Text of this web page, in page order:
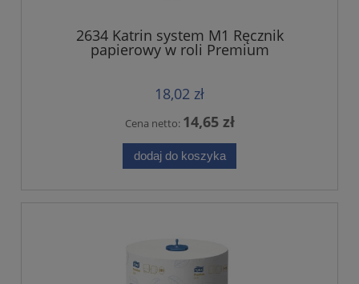
2634 Katrin system M1 Ręcznik
papierowy w roli Premium
18,02 zł
Cena netto: 14,65 zł
dodaj do koszyka